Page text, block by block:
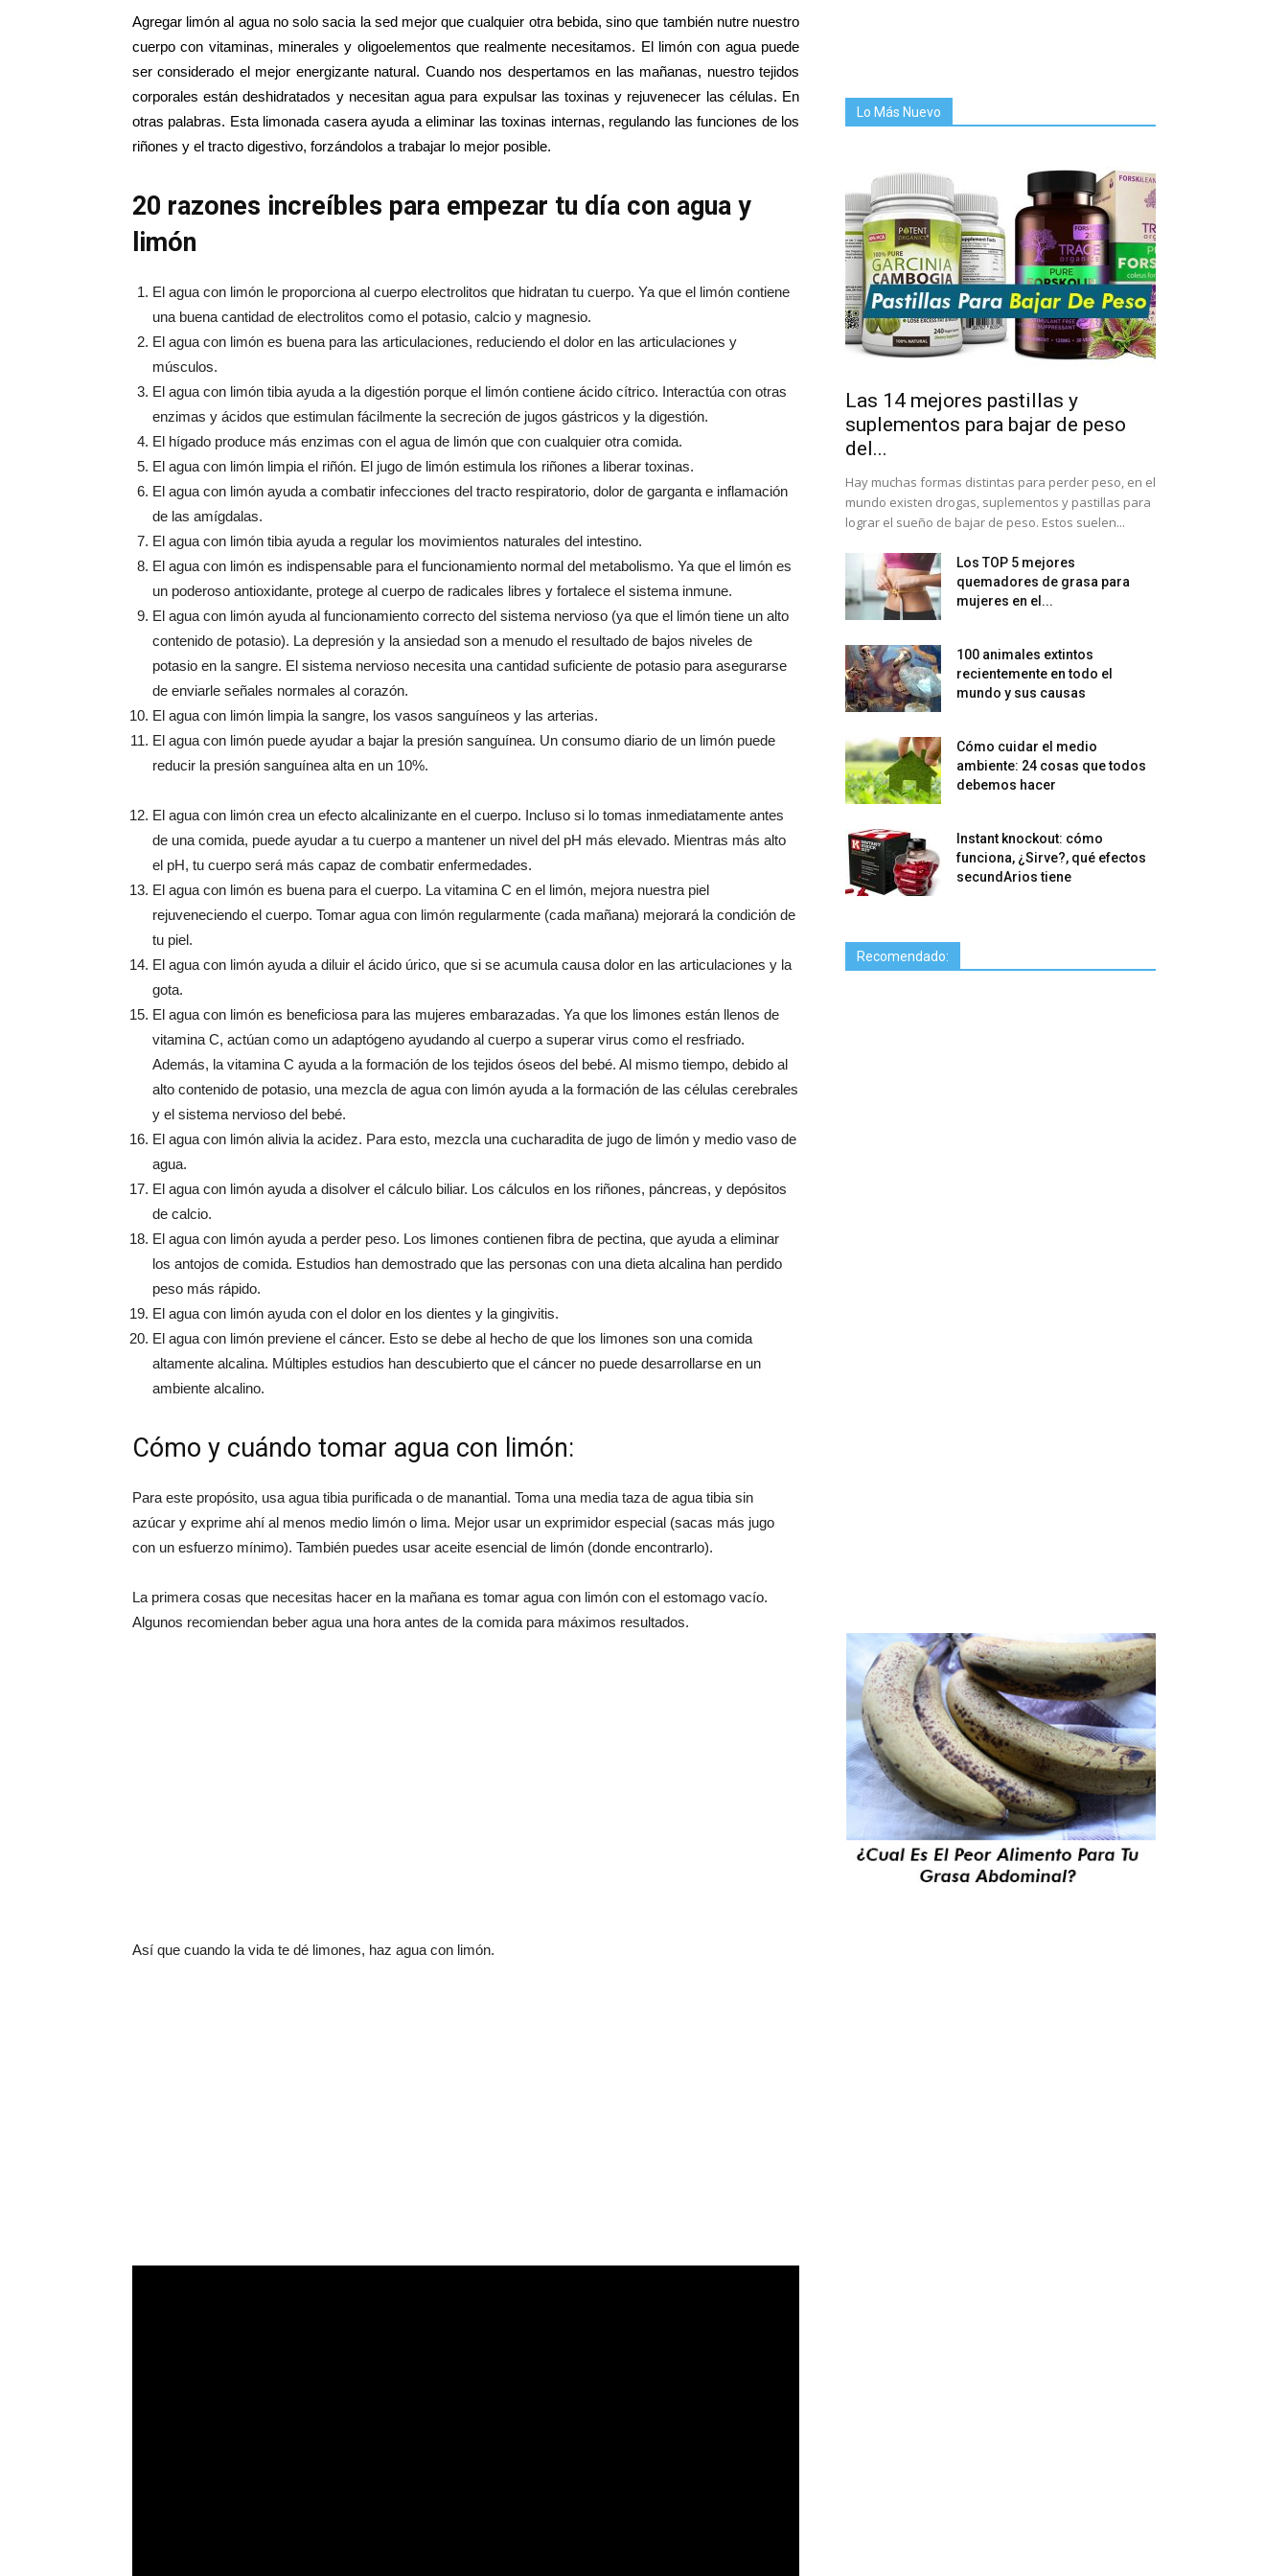
Agregar limón al agua no solo sacia la sed mejor que cualquier otra bebida, sino que también nutre nuestro
cuerpo con vitaminas, minerales y oligoelementos que realmente necesitamos. El limón con agua puede
ser considerado el mejor energizante natural. Cuando nos despertamos en las mañanas, nuestro tejidos
corporales están deshidratados y necesitan agua para expulsar las toxinas y rejuvenecer las células. En
otras palabras. Esta limonada casera ayuda a eliminar las toxinas internas, regulando las funciones de los
riñones y el tracto digestivo, forzándolos a trabajar lo mejor posible.
20 razones increíbles para empezar tu día con agua y
limón
El agua con limón le proporciona al cuerpo electrolitos que hidratan tu cuerpo. Ya que el limón contiene
una buena cantidad de electrolitos como el potasio, calcio y magnesio.
El agua con limón es buena para las articulaciones, reduciendo el dolor en las articulaciones y
músculos.
El agua con limón tibia ayuda a la digestión porque el limón contiene ácido cítrico. Interactúa con otras
enzimas y ácidos que estimulan fácilmente la secreción de jugos gástricos y la digestión.
El hígado produce más enzimas con el agua de limón que con cualquier otra comida.
El agua con limón limpia el riñón. El jugo de limón estimula los riñones a liberar toxinas.
El agua con limón ayuda a combatir infecciones del tracto respiratorio, dolor de garganta e inflamación
de las amígdalas.
El agua con limón tibia ayuda a regular los movimientos naturales del intestino.
El agua con limón es indispensable para el funcionamiento normal del metabolismo. Ya que el limón es
un poderoso antioxidante, protege al cuerpo de radicales libres y fortalece el sistema inmune.
El agua con limón ayuda al funcionamiento correcto del sistema nervioso (ya que el limón tiene un alto
contenido de potasio). La depresión y la ansiedad son a menudo el resultado de bajos niveles de
potasio en la sangre. El sistema nervioso necesita una cantidad suficiente de potasio para asegurarse
de enviarle señales normales al corazón.
El agua con limón limpia la sangre, los vasos sanguíneos y las arterias.
El agua con limón puede ayudar a bajar la presión sanguínea. Un consumo diario de un limón puede
reducir la presión sanguínea alta en un 10%.
El agua con limón crea un efecto alcalinizante en el cuerpo. Incluso si lo tomas inmediatamente antes
de una comida, puede ayudar a tu cuerpo a mantener un nivel del pH más elevado. Mientras más alto
el pH, tu cuerpo será más capaz de combatir enfermedades.
El agua con limón es buena para el cuerpo. La vitamina C en el limón, mejora nuestra piel
rejuveneciendo el cuerpo. Tomar agua con limón regularmente (cada mañana) mejorará la condición de
tu piel.
El agua con limón ayuda a diluir el ácido úrico, que si se acumula causa dolor en las articulaciones y la
gota.
El agua con limón es beneficiosa para las mujeres embarazadas. Ya que los limones están llenos de
vitamina C, actúan como un adaptógeno ayudando al cuerpo a superar virus como el resfriado.
Además, la vitamina C ayuda a la formación de los tejidos óseos del bebé. Al mismo tiempo, debido al
alto contenido de potasio, una mezcla de agua con limón ayuda a la formación de las células cerebrales
y el sistema nervioso del bebé.
El agua con limón alivia la acidez. Para esto, mezcla una cucharadita de jugo de limón y medio vaso de
agua.
El agua con limón ayuda a disolver el cálculo biliar. Los cálculos en los riñones, páncreas, y depósitos
de calcio.
El agua con limón ayuda a perder peso. Los limones contienen fibra de pectina, que ayuda a eliminar
los antojos de comida. Estudios han demostrado que las personas con una dieta alcalina han perdido
peso más rápido.
El agua con limón ayuda con el dolor en los dientes y la gingivitis.
El agua con limón previene el cáncer. Esto se debe al hecho de que los limones son una comida
altamente alcalina. Múltiples estudios han descubierto que el cáncer no puede desarrollarse en un
ambiente alcalino.
Cómo y cuándo tomar agua con limón:
Para este propósito, usa agua tibia purificada o de manantial. Toma una media taza de agua tibia sin
azúcar y exprime ahí al menos medio limón o lima. Mejor usar un exprimidor especial (sacas más jugo
con un esfuerzo mínimo). También puedes usar aceite esencial de limón (donde encontrarlo).
La primera cosas que necesitas hacer en la mañana es tomar agua con limón con el estomago vacío.
Algunos recomiendan beber agua una hora antes de la comida para máximos resultados.
Así que cuando la vida te dé limones, haz agua con limón.
Lo Más Nuevo
Las 14 mejores pastillas y
suplementos para bajar de peso
del...
Hay muchas formas distintas para perder peso, en el
mundo existen drogas, suplementos y pastillas para
lograr el sueño de bajar de peso. Estos suelen...
Los TOP 5 mejores
quemadores de grasa para
mujeres en el...
100 animales extintos
recientemente en todo el
mundo y sus causas
Cómo cuidar el medio
ambiente: 24 cosas que todos
debemos hacer
Instant knockout: cómo
funciona, ¿Sirve?, qué efectos
secundArios tiene
Recomendado: